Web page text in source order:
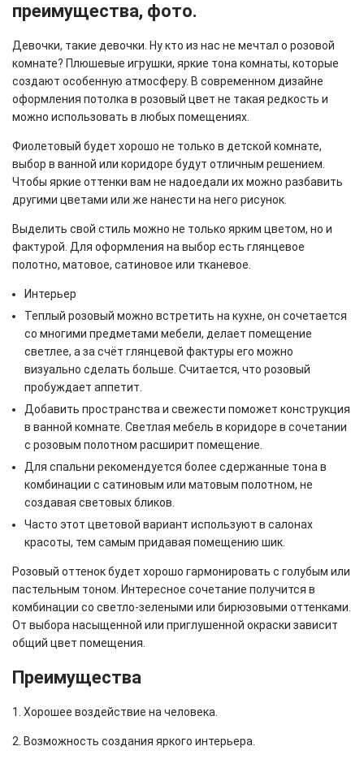
преимущества, фото.
Девочки, такие девочки. Ну кто из нас не мечтал о розовой
комнате? Плюшевые игрушки, яркие тона комнаты, которые
создают особенную атмосферу. В современном дизайне
оформления потолка в розовый цвет не такая редкость и
можно использовать в любых помещениях.
Фиолетовый будет хорошо не только в детской комнате,
выбор в ванной или коридоре будут отличным решением.
Чтобы яркие оттенки вам не надоедали их можно разбавить
другими цветами или же нанести на него рисунок.
Выделить свой стиль можно не только ярким цветом, но и
фактурой. Для оформления на выбор есть глянцевое
полотно, матовое, сатиновое или тканевое.
Интерьер
Теплый розовый можно встретить на кухне, он сочетается
со многими предметами мебели, делает помещение
светлее, а за счёт глянцевой фактуры его можно
визуально сделать больше. Считается, что розовый
пробуждает аппетит.
Добавить пространства и свежести поможет конструкция
в ванной комнате. Светлая мебель в коридоре в сочетании
с розовым полотном расширит помещение.
Для спальни рекомендуется более сдержанные тона в
комбинации с сатиновым или матовым полотном, не
создавая световых бликов.
Часто этот цветовой вариант используют в салонах
красоты, тем самым придавая помещению шик.
Розовый оттенок будет хорошо гармонировать с голубым или
пастельным тоном. Интересное сочетание получится в
комбинации со светло-зелеными или бирюзовыми оттенками.
От выбора насыщенной или приглушенной окраски зависит
общий цвет помещения.
Преимущества
1. Хорошее воздействие на человека.
2. Возможность создания яркого интерьера.